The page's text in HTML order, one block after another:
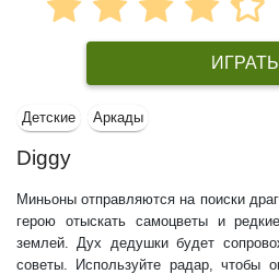
ИГРАТЬ
Детские Аркады
Diggy
Миньоны отправляются на поиски
герою отыскать самоцветы и
землей. Дух дедушки будет
советы. Используйте радар, чтобы